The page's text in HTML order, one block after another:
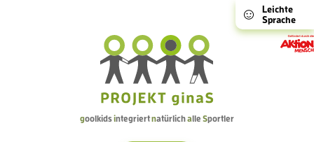
Leichte
Sprache
goolkidsintegriertnatürlichalle Sportler